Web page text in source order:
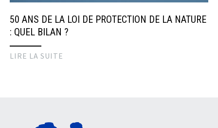
50 ANS DE LA LOI DE PROTECTION DE LA NATURE
: QUEL BILAN ?
LIRE LA SUITE